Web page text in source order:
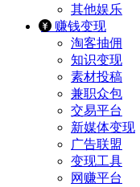
其他娱乐
赚钱变现
淘客抽佣
知识变现
素材投稿
兼职众包
交易平台
新媒体变现
广告联盟
变现工具
网赚平台